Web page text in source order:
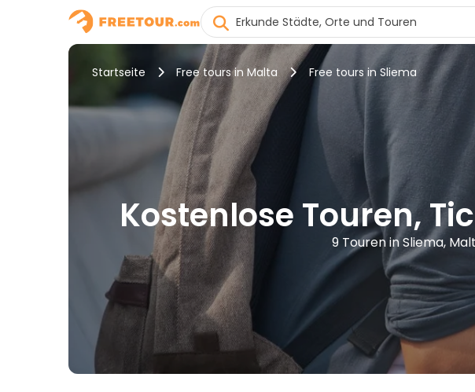
Startseite Free tours in Malta Free tours in Sliema
Kostenlose Touren,
9 Touren in Sliema,